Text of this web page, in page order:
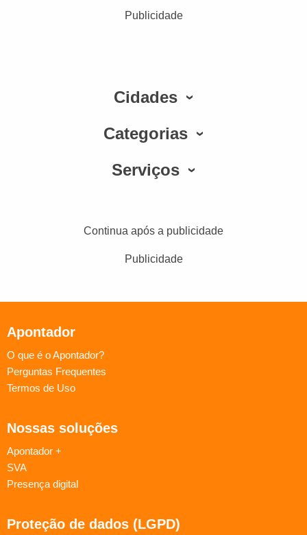
Publicidade
Cidades
Categorias
Serviços
Continua após a publicidade
Publicidade
Apontador
O que é o Apontador?
Perguntas Frequentes
Termos de Uso
Nossas soluções
Apontador +
SVA
Presença digital
Proteção de dados (LGPD)